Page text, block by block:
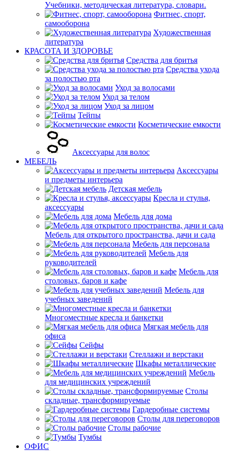
Учебники, методическая литература, словари.
Фитнес, спорт,
самооборона
Художественная
литература
КРАСОТА И ЗДОРОВЬЕ
Средства для бритья
Средства ухода
за полостью рта
Уход за волосами
Уход за телом
Уход за лицом
Тейпы
Косметические емкости
Аксессуары для волос
МЕБЕЛЬ
Аксессуары
и предметы интерьера
Детская мебель
Кресла и стулья,
аксессуары
Мебель для дома
Мебель для открытого пространства, дачи и сада
Мебель для персонала
Мебель для
руководителей
Мебель для
столовых, баров и кафе
Мебель для
учебных заведений
Многоместные кресла и банкетки
Мягкая мебель для
офиса
Сейфы
Стеллажи и верстаки
Шкафы металлические
Мебель
для медицинских учреждений
Столы
складные, трансформируемые
Гардеробные системы
Столы для переговоров
Столы рабочие
Тумбы
ОФИС